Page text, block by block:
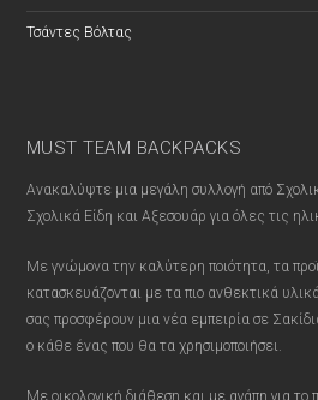
Τσάντες Βόλτας
MUST TEAM BACKPACKS
Ανακαλύψτε μια μεγάλη συλλογή από
Σχολικά Είδη και Αξεσουάρ για όλες τις
Με γνώμονα την καλύτερη ποιότητα, τα
κατασκευάζονται με τα πιο ανθεκτικά υλικά
σας προσφέρουν μια νέα εμπειρία σε
ο κάθε ένας που θα τα χρησιμοποιήσει.
Με οικολογική διάθεση και με αγάπη για το